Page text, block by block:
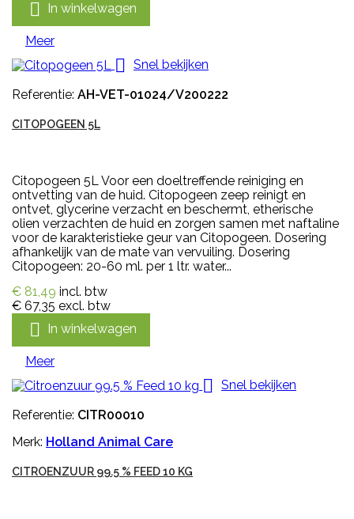
 In winkelwagen
Meer
 Snel bekijken
Referentie: AH-VET-01024/V200222
CITOPOGEEN 5L
Citopogeen 5L Voor een doeltreffende reiniging en
ontvetting van de huid. Citopogeen zeep reinigt en
ontvet, glycerine verzacht en beschermt, etherische
olien verzachten de huid en zorgen samen met naftaline
voor de karakteristieke geur van Citopogeen. Dosering
afhankelijk van de mate van vervuiling. Dosering
Citopogeen: 20-60 ml. per 1 ltr. water...
€ 81,49 incl. btw
€ 67,35 excl. btw
 In winkelwagen
Meer
 Snel bekijken
Referentie: CITR00010
Merk: Holland Animal Care
CITROENZUUR 99.5 % FEED 10 KG